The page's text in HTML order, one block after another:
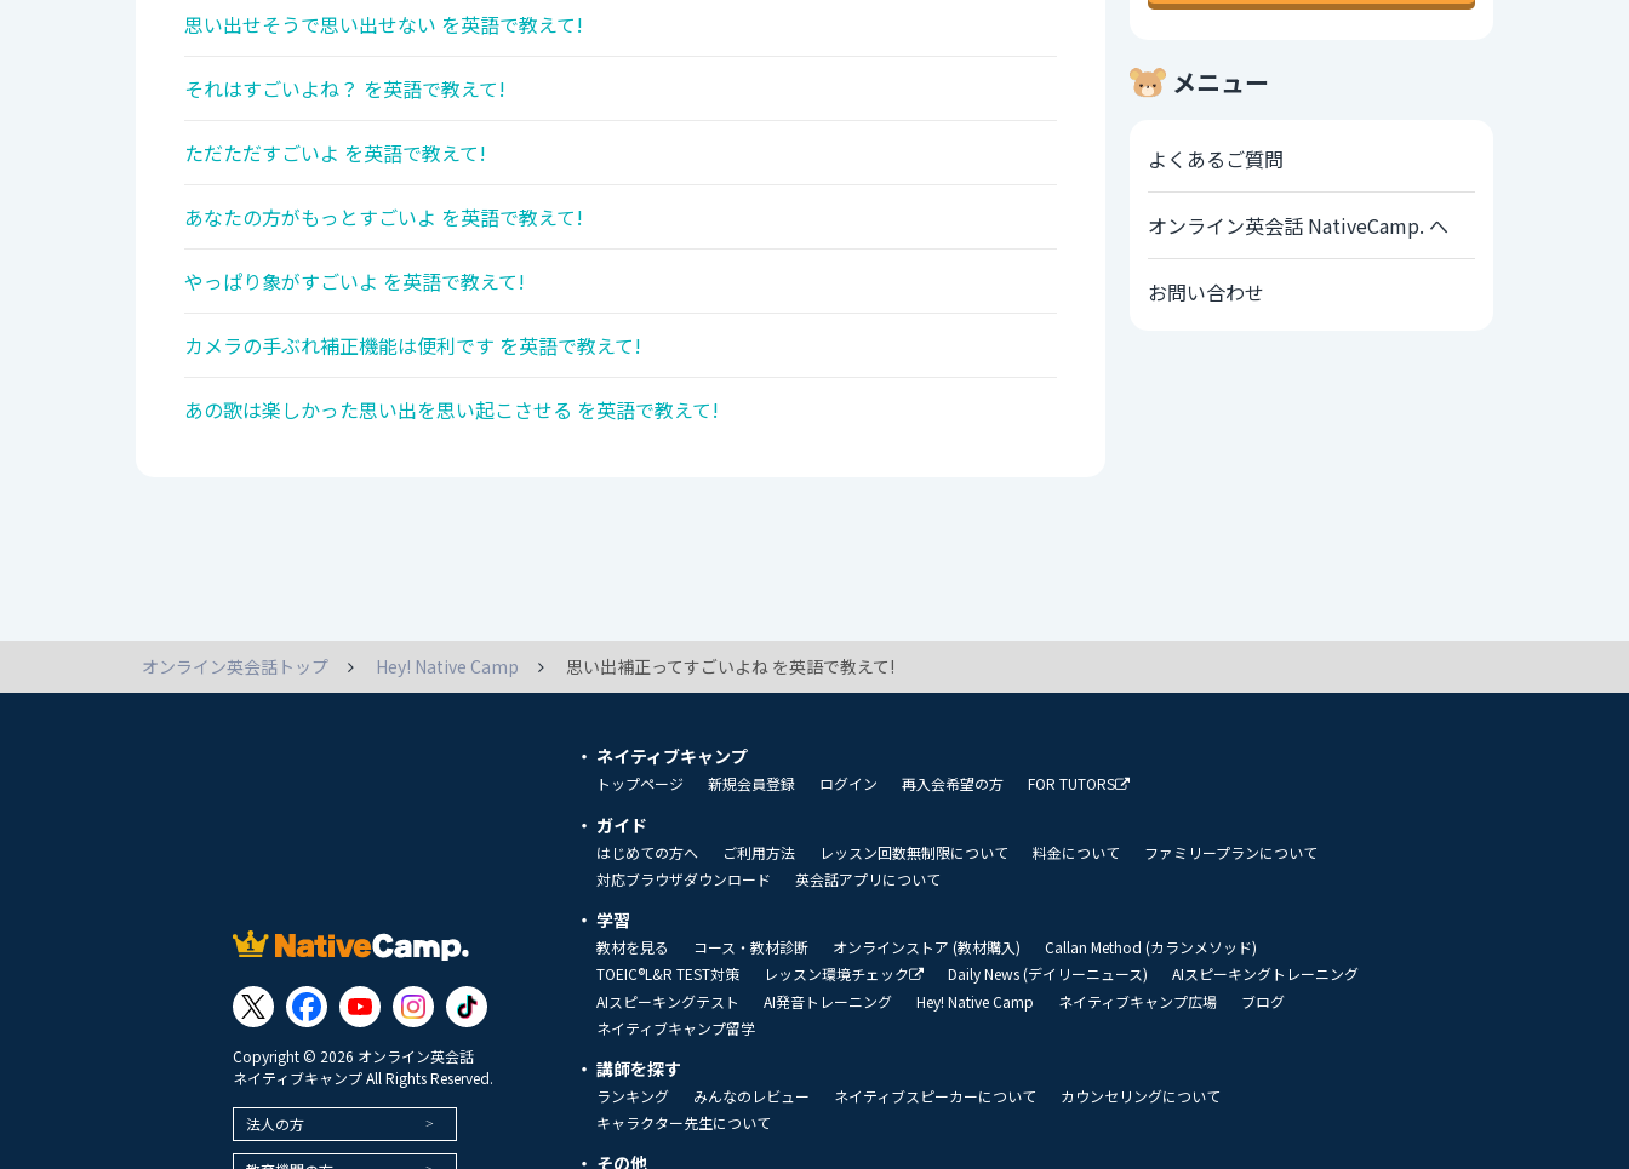
思い出せそうで思い出せない を英語で教えて!
それはすごいよね？ を英語で教えて!
ただただすごいよ を英語で教えて!
あなたの方がもっとすごいよ を英語で教えて!
やっぱり象がすごいよ を英語で教えて!
カメラの手ぶれ補正機能は便利です を英語で教えて!
あの歌は楽しかった思い出を思い起こさせる を英語で教えて!
メニュー
よくあるご質問
オンライン英会話 NativeCamp. へ
お問い合わせ
オンライン英会話トップ Hey! Native Camp 思い出補正ってすごいよね を英語で教えて!
Copyright © 2026 オンライン英会話
ネイティブキャンプ All Rights Reserved.
法人の方
ネイティブキャンプ
トップページ 新規会員登録 ログイン 再入会希望の方 FOR TUTORS
ガイド
はじめての方へ ご利用方法 レッスン回数無制限について 料金について
ファミリープランについて
対応ブラウザダウンロード
英会話アプリについて
学習
教材を見る コース・教材診断 オンラインストア (教材購入)
Callan Method (カランメソッド)
TOEIC®L&R TEST対策
レッスン環境チェック Daily News (デイリーニュース)
AIスピーキングトレーニング
AIスピーキングテスト
AI発音トレーニング Hey! Native Camp ネイティブキャンプ広場
ブログ
ネイティブキャンプ留学
講師を探す
ランキング みんなのレビュー ネイティブスピーカーについて
カウンセリングについて
キャラクター先生について
その他